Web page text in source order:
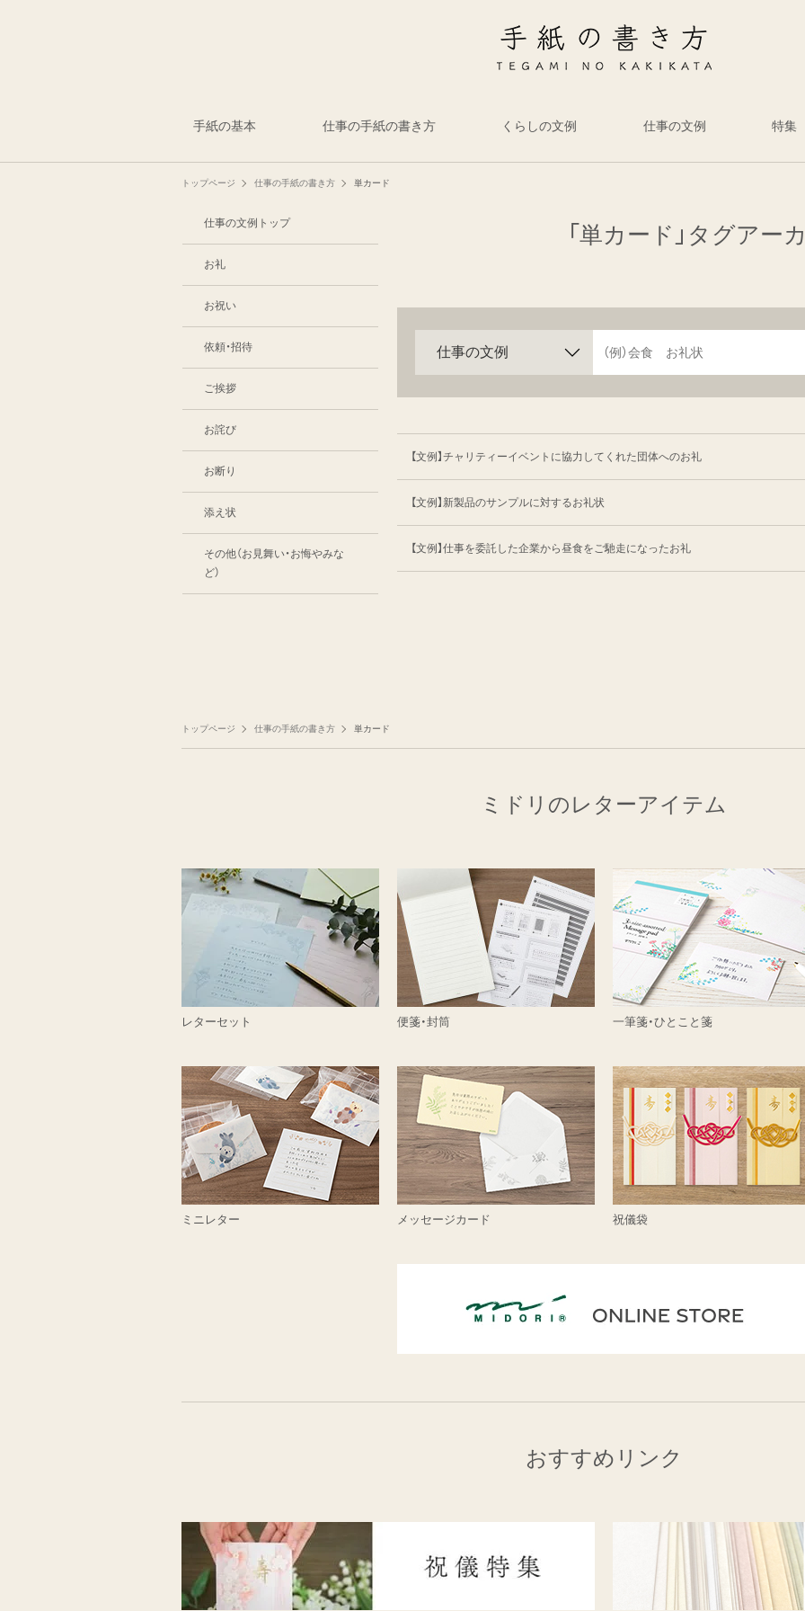
手紙の基本 仕事の手紙の書き方 くらしの文例 仕事の文例 特集
トップページ 仕事の手紙の書き方 単カード
「単カード」タグアー
【文例】チャリティーイベントに協力してくれた 団体へのお礼
【文例】新製品のサンプルに対するお礼状
【文例】仕事を委託した企業から昼食をご馳走になったお礼
仕事の文例トップ
お礼
お祝い
依頼・招待
ご挨拶
お詫び
お断り
添え状
その他（お見舞い・お悔やみな
ど）
トップページ 仕事の手紙の書き方 単カード
ミドリのレターアイテム
レターセット 便箋・封筒 一筆箋・ひとこと箋
ミニレター メッセージカード 祝儀袋
おすすめリンク